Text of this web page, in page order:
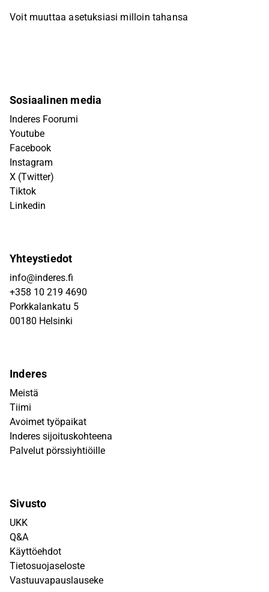
Voit muuttaa asetuksiasi milloin tahansa
Sosiaalinen media
Inderes Foorumi
Youtube
Facebook
Instagram
X (Twitter)
Tiktok
Linkedin
Yhteystiedot
info@inderes.fi
+358 10 219 4690
Porkkalankatu 5
00180 Helsinki
Inderes
Meistä
Tiimi
Avoimet työpaikat
Inderes sijoituskohteena
Palvelut pörssiyhtiöille
Sivusto
UKK
Q&A
Käyttöehdot
Tietosuojaseloste
Vastuuvapauslauseke